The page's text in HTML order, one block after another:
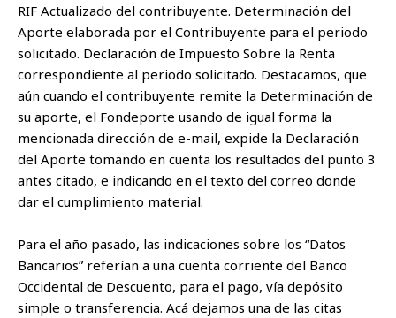
RIF Actualizado del contribuyente. Determinación del
Aporte elaborada por el Contribuyente para el periodo
solicitado. Declaración de Impuesto Sobre la Renta
correspondiente al periodo solicitado. Destacamos, que
aún cuando el contribuyente remite la Determinación de
su aporte, el Fondeporte usando de igual forma la
mencionada dirección de e-mail, expide la Declaración
del Aporte tomando en cuenta los resultados del punto 3
antes citado, e indicando en el texto del correo donde
dar el cumplimiento material.
Para el año pasado, las indicaciones sobre los “Datos
Bancarios” referían a una cuenta corriente del Banco
Occidental de Descuento, para el pago, vía depósito
simple o transferencia. Acá dejamos una de las citas